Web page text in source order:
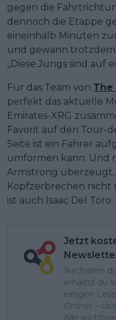
gegen die
dennoch die Etappe
eineinhalb Minuten
und gewann trotzdem
„Diese Jungs sind auf
Für das Team von The
perfekt das aktuelle
Emirates-XRG
Favorit auf den Tour-
Seite ist ein Fahrer
umformen kann. Und
Armstrong überzeugt,
Kopfzerbrechen nicht
ist auch Isaac Del Toro.
Jetzt
Nachdem
erhältst du
einigen
Ordner –
Alle